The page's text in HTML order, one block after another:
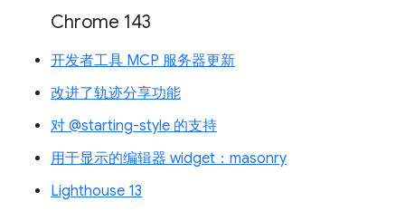
Chrome 143
开发者工具 MCP 服务器更新
改进了轨迹分享功能
对 @starting-style 的支持
用于显示的编辑器 widget：masonry
Lighthouse 13